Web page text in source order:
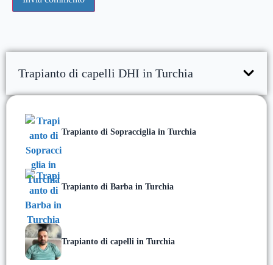
Trapianto di capelli DHI in Turchia
Trapianto di Sopracciglia in Turchia
Trapianto di Barba in Turchia
Trapianto di capelli in Turchia